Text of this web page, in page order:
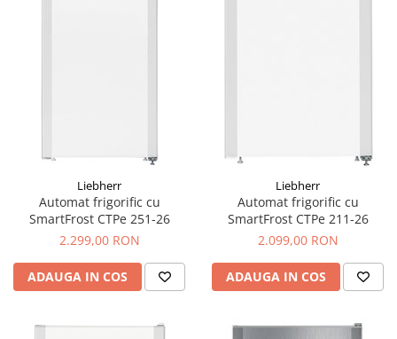
Liebherr
Automat frigorific cu
SmartFrost CTPe 251-26
2.299,00 RON
ADAUGA IN COS
Liebherr
Automat frigorific cu
SmartFrost CTPe 211-26
2.099,00 RON
ADAUGA IN COS